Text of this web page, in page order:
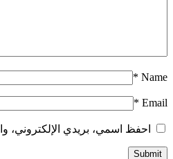
Name
*
Email
*
احفظ اسمي، بريدي الإلكتروني،